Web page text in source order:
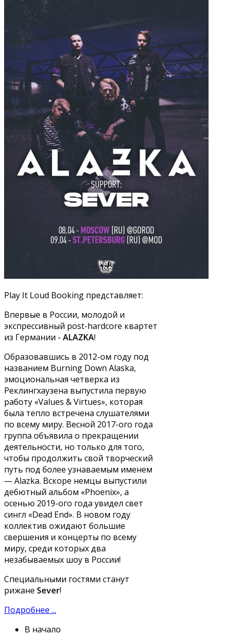
Play It Loud Booking представляет:
Впервые в России, молодой и
экспрессивный post-hardcore квартет
из Германии - ALAZKA!
Образовавшись в 2012-ом году под
названием Burning Down Alaska,
эмоциональная четверка из
Реклингхаузена выпустила первую
работу «Values ​​& Virtues», которая
была тепло встречена слушателями
по всему миру. Весной 2017-ого года
группа объявила о прекращении
деятельности, но только для того,
чтобы продолжить свой творческий
путь под более узнаваемым именем
— Alazka. Вскоре немцы выпустили
дебютный альбом «Phoenix», а
осенью 2019-ого года увидел свет
сингл «Dead End». В новом году
коллектив ожидают большие
свершения и концерты по всему
миру, среди которых два
незабываемых шоу в России!
Специальными гостями станут
рижане Sever!
Подробнее ...
В начало